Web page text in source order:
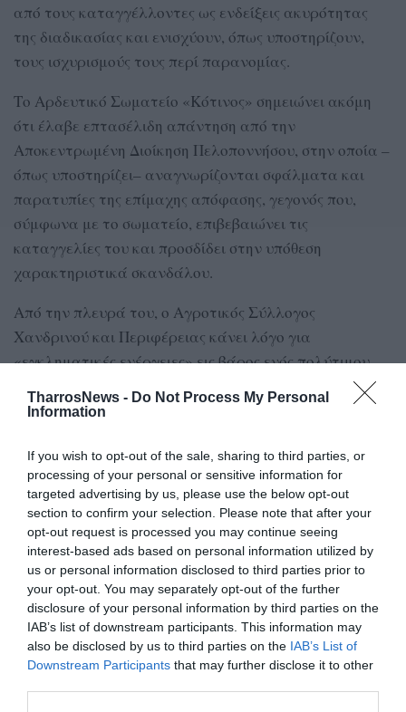
TharrosNews - Do Not Process My Personal
Information
If you wish to opt-out of the sale, sharing to third parties, or
processing of your personal or sensitive information for
targeted advertising by us, please use the below opt-out
section to confirm your selection. Please note that after your
opt-out request is processed you may continue seeing
interest-based ads based on personal information utilized by
us or personal information disclosed to third parties prior to
your opt-out. You may separately opt-out of the further
disclosure of your personal information by third parties on the
IAB’s list of downstream participants. This information may
also be disclosed by us to third parties on the IAB’s List of
Downstream Participants that may further disclose it to other
από τους καταγγέλλοντες ως ενδείξεις ακυρότητας
της διαδικασίας και ενισχύουν, όπως υποστηρίζουν,
τους ισχυρισμούς τους περί παρανομίας.
Το Αρδευτικό Σωματείο «Κότινος» σημειώνει ακόμη
ότι έλαβε επτασέλιδη απάντηση από την
Αποκεντρωμένη Διοίκηση Πελοποννήσου, στην οποία –
όπως υποστηρίζει– αναγνωρίζονται σφάλματα και
παρατυπίες της επίμαχης απόφασης, γεγονός που,
σύμφωνα με το σωματείο, επιβεβαιώνει τις
καταγγελίες του και προσδίδει στην υπόθεση
χαρακτηριστικά σκανδάλου.
Από την πλευρά του, ο Αγροτικός Σύλλογος
Χανδρινού και Περιφέρειας κάνει λόγο για
«εγκληματικές ενέργειες» εις βάρος ενός πολύτιμου
δημόσιου αγαθού και θέτει ερωτήματα για τις ευθύνες
του Δήμου Πύλου – Νέστορος, της Περιφέρειας
Στην ανακοίνωσή του τονίζει ότι οι κάτοικοι της
περιοχής έχουν ήδη επιβαρυνθεί σημαντικά από την
κατασκευή του νέου δρόμου, αναφέροντας την
κυκλοφορία υπέρβαρων φορτηγών, τα προβλήματα
πρόσβασης στα χωριά, όπως και τις καθυστερήσεις στις
δικαστικές διαδικασίες και στην καταβολή
αποζημιώσεων για τις απαλλοτριώσεις.
Σε περίοδο λειψυδρίας